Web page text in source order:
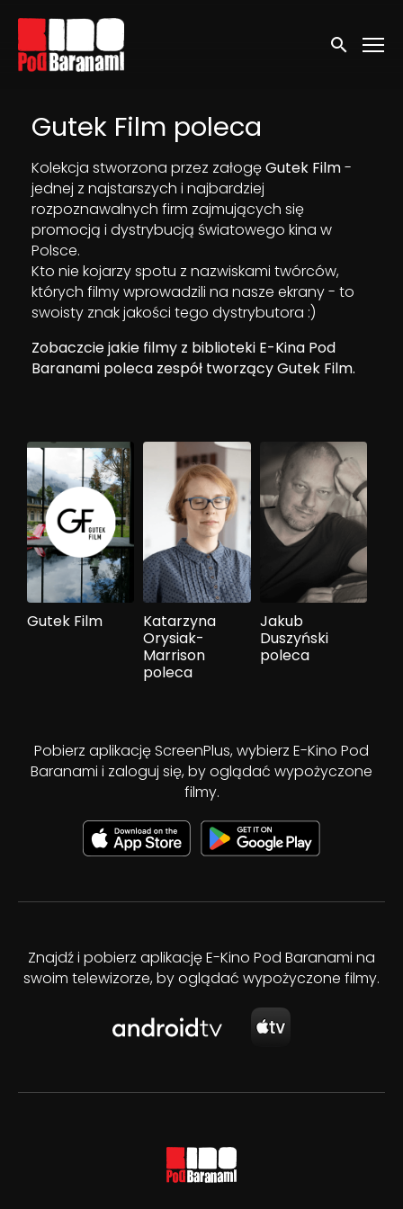
Linki ułatwień dostępu
Wyszukaj
Gutek Film poleca
Kolekcja stworzona przez załogęGutek Film-
jednej z najstarszych i najbardziej
rozpoznawalnych firm zajmujących się
promocją i dystrybucją światowego kina w
Polsce.
Kto nie kojarzy spotu z nazwiskami twórców,
których filmy wprowadzili na nasze ekrany - to
swoisty znak jakości tego dystrybutora :)
Zobaczcie jakie filmy z biblioteki E-Kina Pod
Baranami poleca zespół tworzący Gutek Film.
Gutek Film
Katarzyna
Orysiak-
Marrison
poleca
Jakub
Duszyński
poleca
Pobierz aplikację ScreenPlus, wybierz E-Kino Pod
Baranami i zaloguj się, by oglądać wypożyczone
filmy.
Znajdź i pobierz aplikację E-Kino Pod Baranami na
swoim telewizorze, by oglądać wypożyczone filmy.